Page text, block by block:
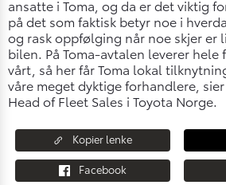
ansatte i Toma, og da er det viktig
på det som faktisk betyr noe i
og rask oppfølging når noe skjer er
bilen. På Toma-avtalen leverer
vårt, så her får Toma lokal
våre meget dyktige forhandlere,
Head of Fleet Sales i Toyota Norge.
Kopier lenke
Facebook